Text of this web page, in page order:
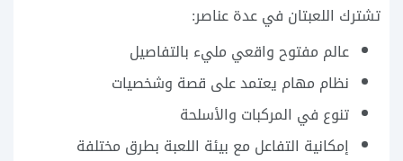
تشترك اللعبتان في عدة عناصر:
عالم مفتوح واقعي مليء بالتفاصيل
نظام مهام يعتمد على قصة وشخصيات
تنوع في المركبات والأسلحة
إمكانية التفاعل مع بيئة اللعبة بطرق مختلفة